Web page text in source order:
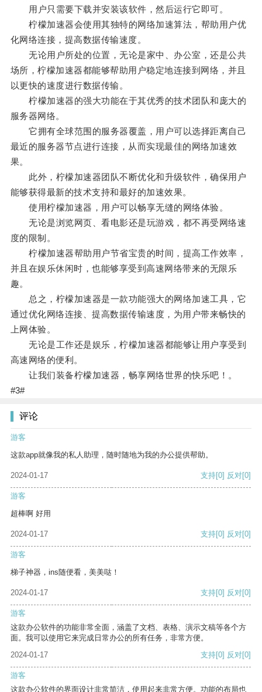
用户只需要下载并安装该软件，然后运行它即可。
柠檬加速器会使用其独特的网络加速算法，帮助用户优
化网络连接，提高数据传输速度。
无论用户所处的位置，无论是家中、办公室，还是公共
场所，柠檬加速器都能够帮助用户稳定地连接到网络，并且
以更快的速度进行数据传输。
柠檬加速器的强大功能在于其优秀的技术团队和庞大的
服务器网络。
它拥有全球范围的服务器覆盖，用户可以选择距离自己
最近的服务器节点进行连接，从而实现最佳的网络加速效
果。
此外，柠檬加速器团队不断优化和升级软件，确保用户
能够获得最新的技术支持和最好的加速效果。
使用柠檬加速器，用户可以畅享无缝的网络体验。
无论是浏览网页、看电影还是玩游戏，都不再受网络速
度的限制。
柠檬加速器帮助用户节省宝贵的时间，提高工作效率，
并且在娱乐休闲时，也能够享受到高速网络带来的无限乐
趣。
总之，柠檬加速器是一款功能强大的网络加速工具，它
通过优化网络连接、提高数据传输速度，为用户带来畅快的
上网体验。
无论是工作还是娱乐，柠檬加速器都能够让用户享受到
高速网络的便利。
让我们装备柠檬加速器，畅享网络世界的快乐吧！。
#3#
评论
游客
这款app就像我的私人助理，随时随地为我的办公提供帮助。
2024-01-17 支持[0] 反对[0]
游客
超棒啊 好用
2024-01-17 支持[0] 反对[0]
游客
梯子神器，ins随便看，美美哒！
2024-01-17 支持[0] 反对[0]
游客
这款办公软件的功能非常全面，涵盖了文档、表格、演示文稿等各个方
面。我可以使用它来完成日常办公的所有任务，非常方便。
2024-01-17
支持[0] 反对[0]
游客
这款办公软件的界面设计非常简洁，使用起来非常方便。功能的布局也